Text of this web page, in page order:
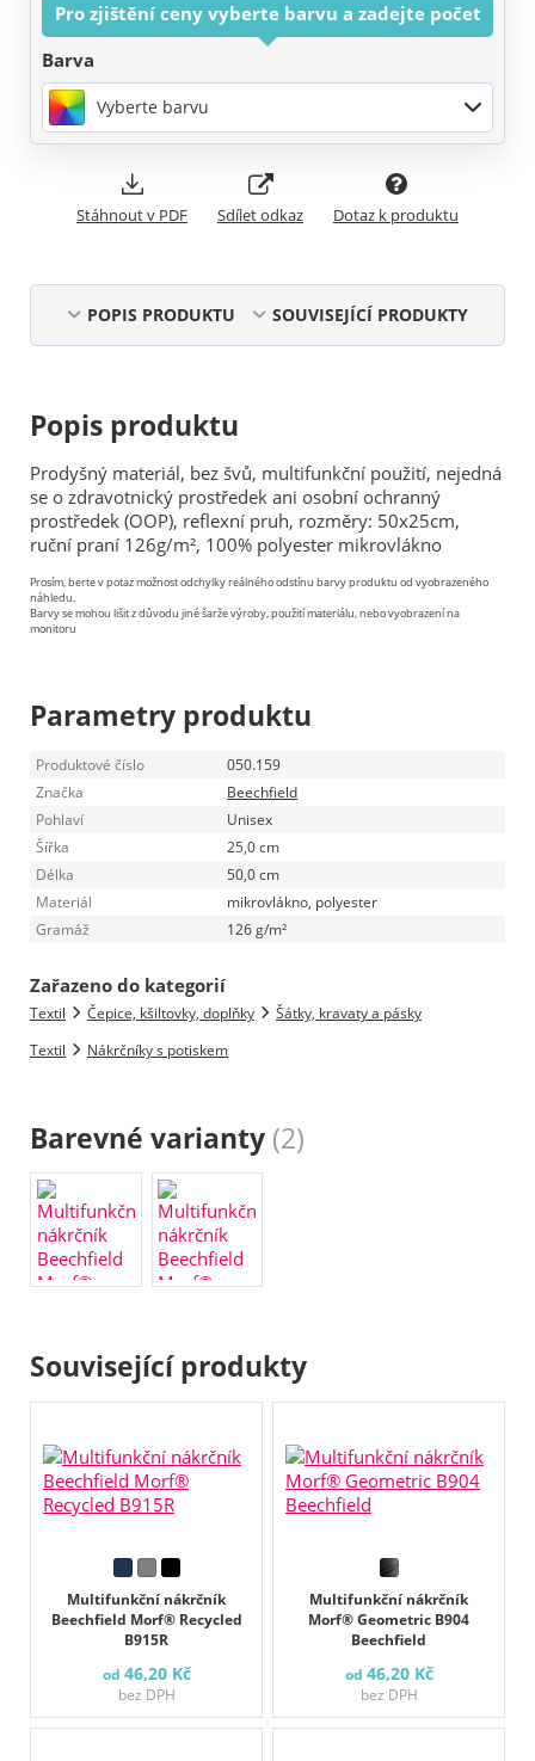
Pro zjištění ceny vyberte barvu a zadejte počet
Barva
Vyberte barvu
Stáhnout v PDF Sdílet odkaz Dotaz k produktu
POPIS PRODUKTU SOUVISEJÍCÍ PRODUKTY
Popis produktu
Prodyšný materiál, bez švů, multifunkční použití, nejedná
se o zdravotnický prostředek ani osobní ochranný
prostředek (OOP), reflexní pruh, rozměry: 50x25cm,
ruční praní 126g/m², 100% polyester mikrovlákno
Prosím, berte v potaz možnost odchylky reálného odstínu barvy produktu od vyobrazeného
náhledu.
Barvy se mohou lišit z důvodu jiné šarže výroby, použití materiálu, nebo vyobrazení na
monitoru
Parametry produktu
Produktové číslo
050.159
Značka
Beechfield
Pohlaví
Unisex
Šířka
25,0 cm
Délka
50,0 cm
Materiál
mikrovlákno, polyester
Gramáž
126 g/m²
Zařazeno do kategorií
Textil Čepice, kšiltovky, doplňky
Šátky, kravaty a pásky
Textil
Nákrčníky s potiskem
Barevné varianty (2)
Související produkty
Multifunkční nákrčník
Beechfield Morf® Recycled
B915R
od 46,20 Kč
bez DPH
Multifunkční nákrčník
Morf® Geometric B904
Beechfield
od 46,20 Kč
bez DPH